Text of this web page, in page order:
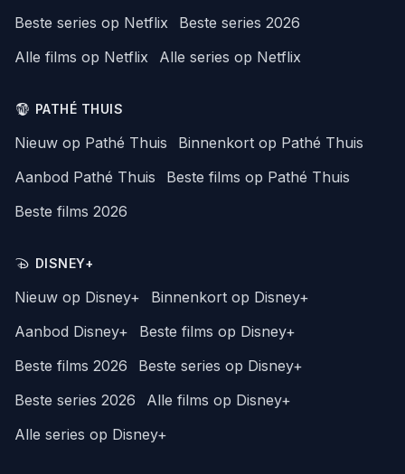
Beste series op Netflix
Beste series 2026
Alle films op Netflix
Alle series op Netflix
PATHÉ THUIS
Nieuw op Pathé Thuis
Binnenkort op Pathé Thuis
Aanbod Pathé Thuis
Beste films op Pathé Thuis
Beste films 2026
DISNEY+
Nieuw op Disney+
Binnenkort op Disney+
Aanbod Disney+
Beste films op Disney+
Beste films 2026
Beste series op Disney+
Beste series 2026
Alle films op Disney+
Alle series op Disney+